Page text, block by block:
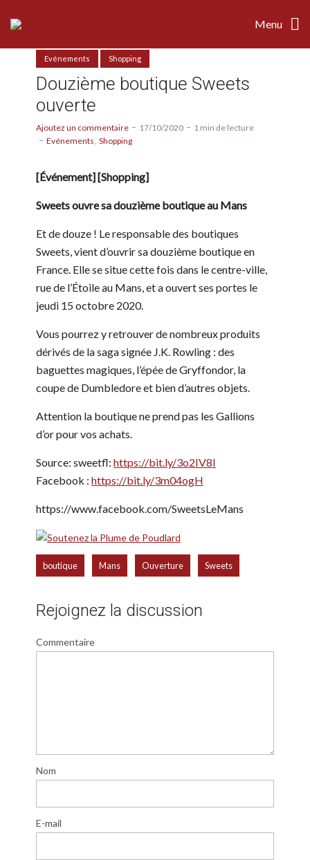
Menu
Evénements Shopping
Douzième boutique Sweets
ouverte
Ajoutez un commentaire 17/10/2020
1 min de lecture
Evénements Shopping
[Événement] [Shopping]
Sweets ouvre sa douzième boutique au Mans
Et de douze ! Le responsable des boutiques
Sweets, vient d’ouvrir sa douzième boutique en
France. Elle se situe cette fois dans le centre-ville,
rue de l’Étoile au Mans, et a ouvert ses portes le
jeudi 15 octobre 2020.
Vous pourrez y retrouver de nombreux produits
dérivés de la saga signée J.K. Rowling : des
baguettes magiques, l’épée de Gryffondor, la
coupe de Dumbledore et bien d’autres objets.
Attention la boutique ne prend pas les Gallions
d’or pour vos achats.
Source: sweetfl: https://bit.ly/3o2IV8I
Facebook : https://bit.ly/3m04ogH
https://www.facebook.com/SweetsLeMans
boutique Mans Ouverture Sweets
Rejoignez la discussion
Commentaire
Nom
E-mail